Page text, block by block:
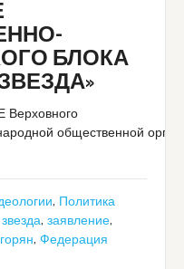
БЛОКА
общественной
, Политика
,заявление,
,Федерация